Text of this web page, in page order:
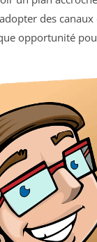
des
opportunité